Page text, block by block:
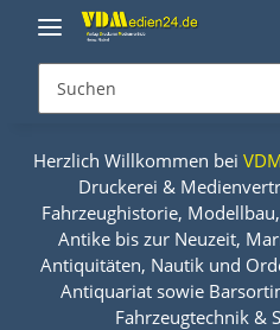
Herzlich Willkommen bei VDM
Druckerei &
Fahrzeughistorie,
Antike bis zur Neuzeit,
Antiquitäten, Nautik und
Antiquariat sowie
Fahrzeugtechnik &